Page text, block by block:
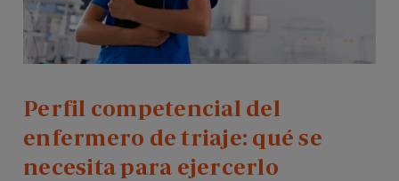
Perfil competencial del
enfermero de triaje: qué se
necesita para ejercerlo